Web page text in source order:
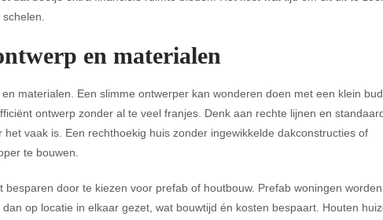
en materialen
materialen. Een slimme ontwerper kan wonderen doen met een klein
ontwerp zonder al te veel franjes. Denk aan rechte lijnen en
vaak is. Een rechthoekig huis zonder ingewikkelde dakconstructies of
te bouwen.
besparen door te kiezen voor prefab of houtbouw. Prefab woningen worden
op locatie in elkaar gezet, wat bouwtijd én kosten bespaart. Houten